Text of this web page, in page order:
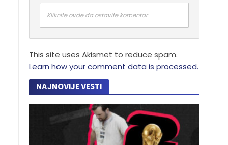
Kliknite ovde da ostavite komentar
This site uses Akismet to reduce spam.
Learn how your comment data is processed.
NAJNOVIJE VESTI